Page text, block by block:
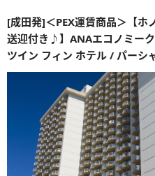
[成田発]＜PEX運賃商品＞【ホ
送迎付き♪】ANAエコノミー
ツイン フィン ホテル / パーシ